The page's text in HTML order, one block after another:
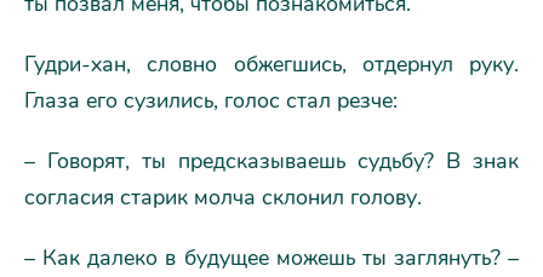
Гудри-хан, словно обжегшись, отдернул руку.
Глаза его сузились, голос стал резче:
– Говорят, ты предсказываешь судьбу? В знак
согласия старик молча склонил голову.
– Как далеко в будущее можешь ты заглянуть? –